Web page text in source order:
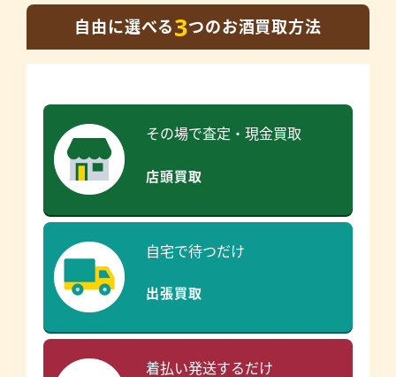
自由に選べる3つのお酒買取方法
その場で査定・現金買取
店頭買取
自宅で待つだけ
出張買取
着払い発送するだけ